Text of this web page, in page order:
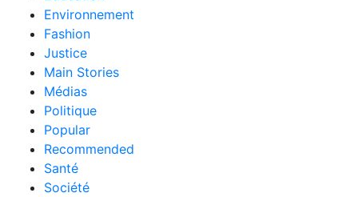
Environnement
Fashion
Justice
Main Stories
Médias
Politique
Popular
Recommended
Santé
Société